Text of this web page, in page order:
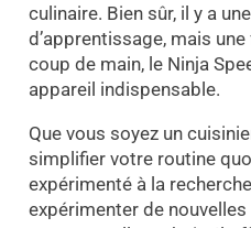
culinaire. Bien sûr, il y a
d’apprentissage, mais
coup de main, le Ninja
appareil indispensable.
Que vous soyez un
simplifier votre routine
expérimenté à la
expérimenter de